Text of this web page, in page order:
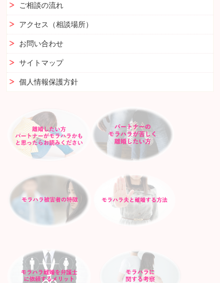
ご相談の流れ
アクセス（相談場所）
お問い合わせ
サイトマップ
個人情報保護方針